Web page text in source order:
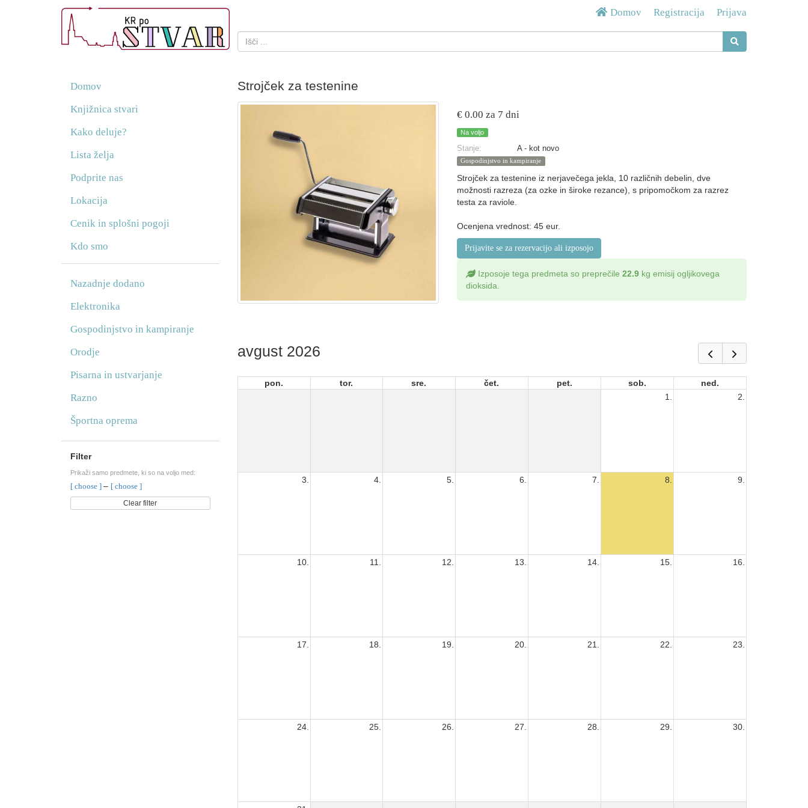
Domov Registracija Prijava
Domov
Knjižnica stvari
Kako deluje?
Lista želja
Podprite nas
Lokacija
Cenik in splošni pogoji
Kdo smo
Nazadnje dodano
Elektronika
Gospodinjstvo in kampiranje
Orodje
Pisarna in ustvarjanje
Razno
Športna oprema
Filter
Prikaži samo predmete, ki so na voljo med:
[ choose ] – [ choose ]
Clear filter
Strojček za testenine
€ 0.00 za 7 dni
Na voljo
Stanje: A - kot novo
Gospodinjstvo in kampiranje
Strojček za testenine iz nerjavečega jekla, 10 različnih debelin, dve
možnosti razreza (za ozke in široke rezance), s pripomočkom za razrez
testa za raviole.
Ocenjena vrednost: 45 eur.
Prijavite se za rezervacijo ali izposojo
Izposoje tega predmeta so preprečile22.9 kg emisij ogljikovega
dioksida.
avgust 2026
pon. tor. sre. čet. pet. sob.
ned.
1.
2.
3. 4. 5. 6. 7. 8. 9.
10. 11. 12. 13. 14. 15. 16.
17. 18. 19. 20. 21. 22. 23.
24. 25. 26. 27. 28. 29. 30.